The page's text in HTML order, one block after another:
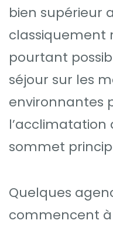
bien supérieur
classiquement
pourtant
séjour sur les
environnantes
sommet
Quelques
commencent